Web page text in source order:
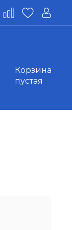
Корзина
пустая